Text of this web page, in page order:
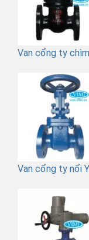
Van cổng ty
Van cổng ty nổi